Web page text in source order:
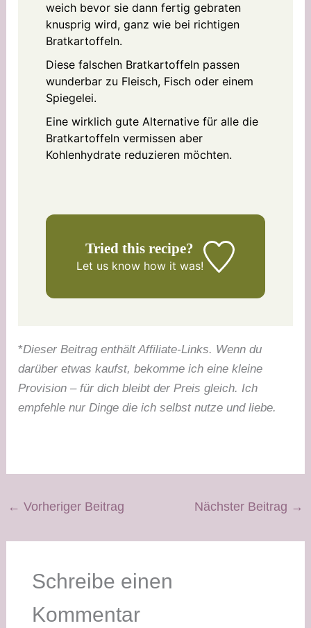
weich bevor sie dann fertig gebraten
knusprig wird, ganz wie bei richtigen
Bratkartoffeln.
Diese falschen Bratkartoffeln passen
wunderbar zu Fleisch, Fisch oder einem
Spiegelei.
Eine wirklich gute Alternative für alle die
Bratkartoffeln vermissen aber
Kohlenhydrate reduzieren möchten.
Tried this recipe?
Let us knowhow it was!
*Dieser Beitrag enthält Affiliate-Links. Wenn du
darüber etwas kaufst, bekomme ich eine kleine
Provision – für dich bleibt der Preis gleich. Ich
empfehle nur Dinge die ich selbst nutze und liebe.
← Vorheriger Beitrag Nächster Beitrag →
Schreibe einen
Kommentar